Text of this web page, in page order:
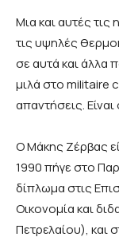
Μια και αυτές
τις υψηλές
σε αυτά και
μιλά στο militaire
απαντήσεις.
Ο Μάκης Ζέρβας
1990 πήγε στο
δίπλωµα στις
Οικονοµία και
Πετρελαίου), και